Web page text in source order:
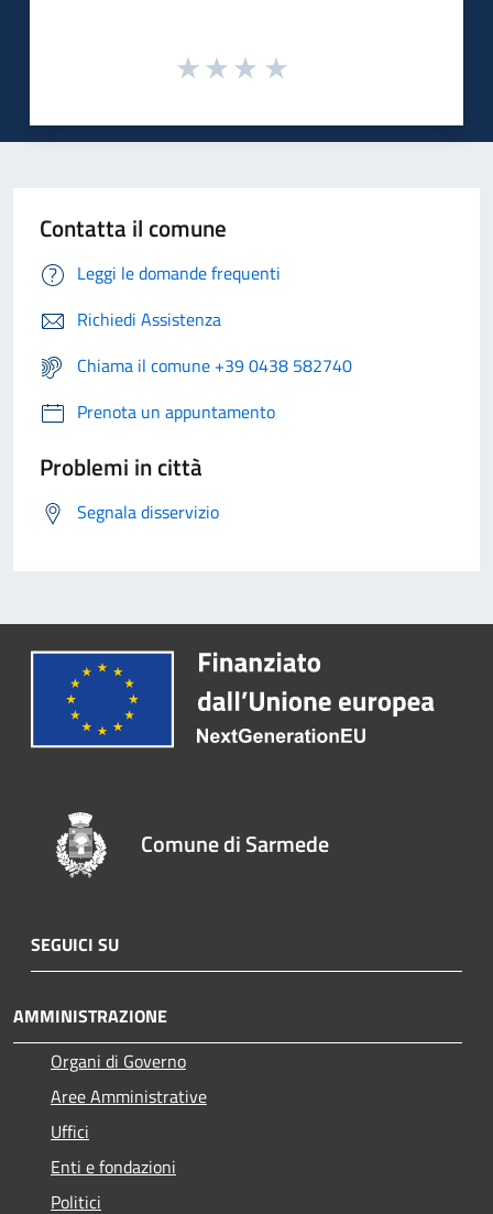
Contatta il comune
Leggi le domande frequenti
Richiedi Assistenza
Chiama il comune +39 0438 582740
Prenota un appuntamento
Problemi in città
Segnala disservizio
Comune di Sarmede
SEGUICI SU
AMMINISTRAZIONE
Organi di Governo
Aree Amministrative
Uffici
Enti e fondazioni
Politici